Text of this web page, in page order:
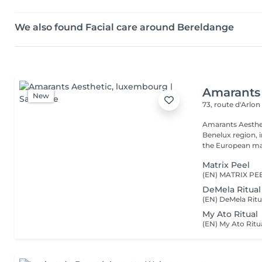
We also found Facial care around Bereldange
New
73, route d'Arlon
Amarants
Benelux region,
the European
Matrix Peel
DeMela Ritual
My Ato Ritual